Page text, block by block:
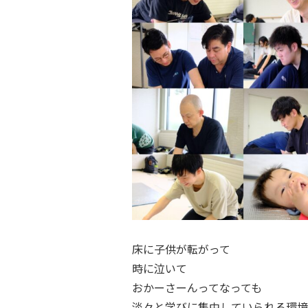
床に子供が転がって
時に泣いて
おかーさーんってなっても